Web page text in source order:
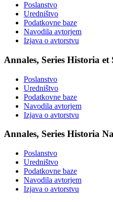
Poslanstvo
Uredništvo
Podatkovne baze
Navodila avtorjem
Izjava o avtorstvu
Annales, Series Historia et
Poslanstvo
Uredništvo
Podatkovne baze
Navodila avtorjem
Izjava o avtorstvu
Annales, Series Historia
Poslanstvo
Uredništvo
Podatkovne baze
Navodila avtorjem
Izjava o avtorstvu